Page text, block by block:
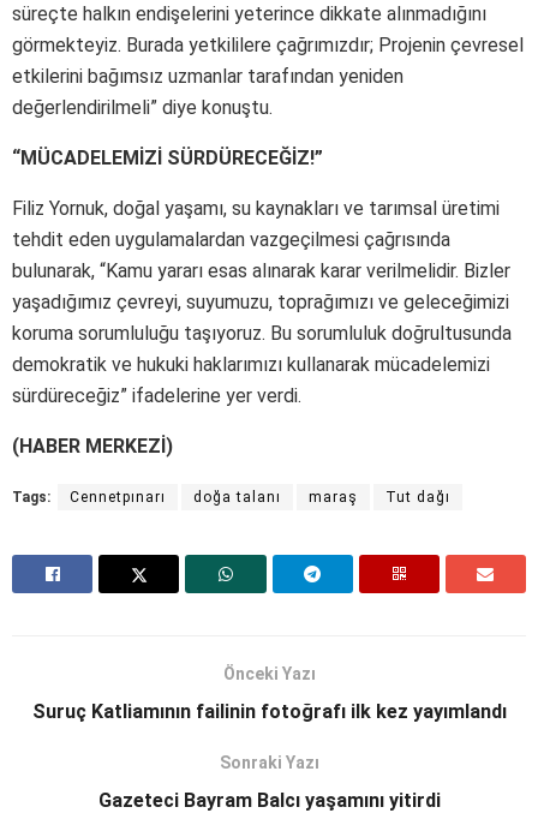
süreçte halkın endişelerini yeterince dikkate alınmadığını
görmekteyiz. Burada yetkililere çağrımızdır; Projenin çevresel
etkilerini bağımsız uzmanlar tarafından yeniden
değerlendirilmeli” diye konuştu.
“MÜCADELEMİZİ SÜRDÜRECEĞİZ!”
Filiz Yornuk, doğal yaşamı, su kaynakları ve tarımsal üretimi
tehdit eden uygulamalardan vazgeçilmesi çağrısında
bulunarak, “Kamu yararı esas alınarak karar verilmelidir. Bizler
yaşadığımız çevreyi, suyumuzu, toprağımızı ve geleceğimizi
koruma sorumluluğu taşıyoruz. Bu sorumluluk doğrultusunda
demokratik ve hukuki haklarımızı kullanarak mücadelemizi
sürdüreceğiz” ifadelerine yer verdi.
(HABER MERKEZİ)
Tags: Cennetpınarı doğa talanı maraş Tut dağı
Önceki Yazı
Suruç Katliamının failinin fotoğrafı ilk kez yayımlandı
Sonraki Yazı
Gazeteci Bayram Balcı yaşamını yitirdi